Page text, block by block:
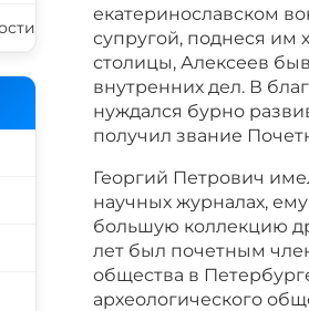
екатеринославском
супругой, поднеся им
столицы, Алексеев
внутренних дел. В
нуждался бурно
получил звание
Георгий Петрович
научных журналах,
большую коллекцию
лет был почетным
общества в
археологического